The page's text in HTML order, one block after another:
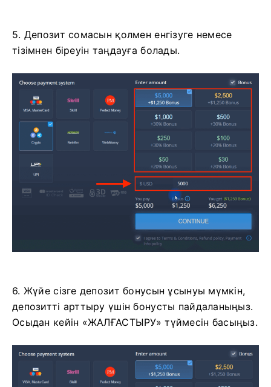
5. Депозит сомасын қолмен енгізуге немесе
тізімнен біреуін таңдауға болады.
6. Жүйе сізге депозит бонусын ұсынуы мүмкін,
депозитті арттыру үшін бонусты пайдаланыңыз.
Осыдан кейін «ЖАЛҒАСТЫРУ» түймесін басыңыз.